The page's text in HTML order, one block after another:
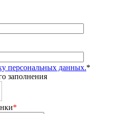
персональных данных.*
заполнения
*